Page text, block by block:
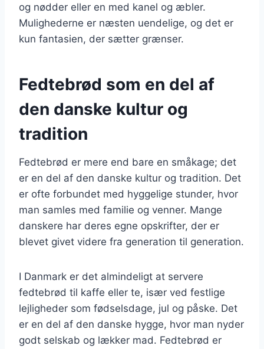
og nødder eller en med kanel og æbler.
Mulighederne er næsten uendelige, og det er
kun fantasien, der sætter grænser.
Fedtebrød som en del af
den danske kultur og
tradition
Fedtebrød er mere end bare en småkage; det
er en del af den danske kultur og tradition. Det
er ofte forbundet med hyggelige stunder, hvor
man samles med familie og venner. Mange
danskere har deres egne opskrifter, der er
blevet givet videre fra generation til generation.
I Danmark er det almindeligt at servere
fedtebrød til kaffe eller te, især ved festlige
lejligheder som fødselsdage, jul og påske. Det
er en del af den danske hygge, hvor man nyder
godt selskab og lækker mad. Fedtebrød er